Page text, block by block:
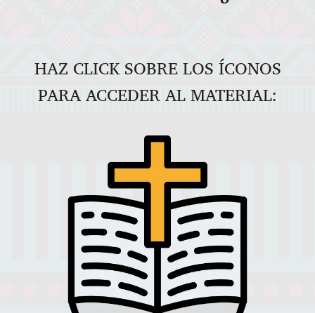
HAZ CLICK SOBRE LOS ÍCONOS
PARA ACCEDER AL MATERIAL: